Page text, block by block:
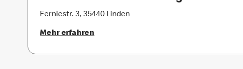
Ferniestr. 3, 35440 Linden
Mehr erfahren